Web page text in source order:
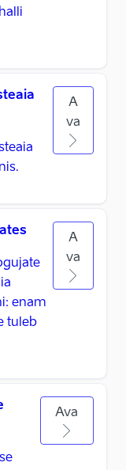
A
va
enam
tuleb
A
va
Ava